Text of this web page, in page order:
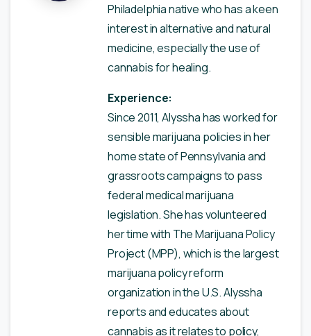
Philadelphia native who has a keen
interest in alternative and natural
medicine, especially the use of
cannabis for healing.
Experience:
Since 2011, Alyssha has worked for
sensible marijuana policies in her
home state of Pennsylvania and
grassroots campaigns to pass
federal medical marijuana
legislation. She has volunteered
her time with The Marijuana Policy
Project (MPP), which is the largest
marijuana policy reform
organization in the U.S. Alyssha
reports and educates about
cannabis as it relates to policy,